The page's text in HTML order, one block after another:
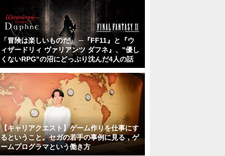
「冒険は楽しいものだ」 ─『FF11』と『ウ
ィザードリィ ヴァリアンツ ダフネ』、"優し
くないRPG"の沼にどっぷり沈んだ4人の話
【キャリアクエスト】ゲーム作りを仕事にす
るということ。セガの若手の事例に見る，ゲ
ームプログラマという働き方